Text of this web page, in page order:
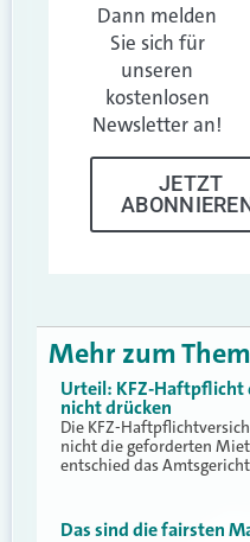
Dann melden
Sie sich für
unseren
kostenlosen
Newsletter an!
JETZT
Mehr zum
Urteil: KFZ-
nicht drücken
Die KFZ-
nicht die geforderten
entschied das
Das sind die fairsten